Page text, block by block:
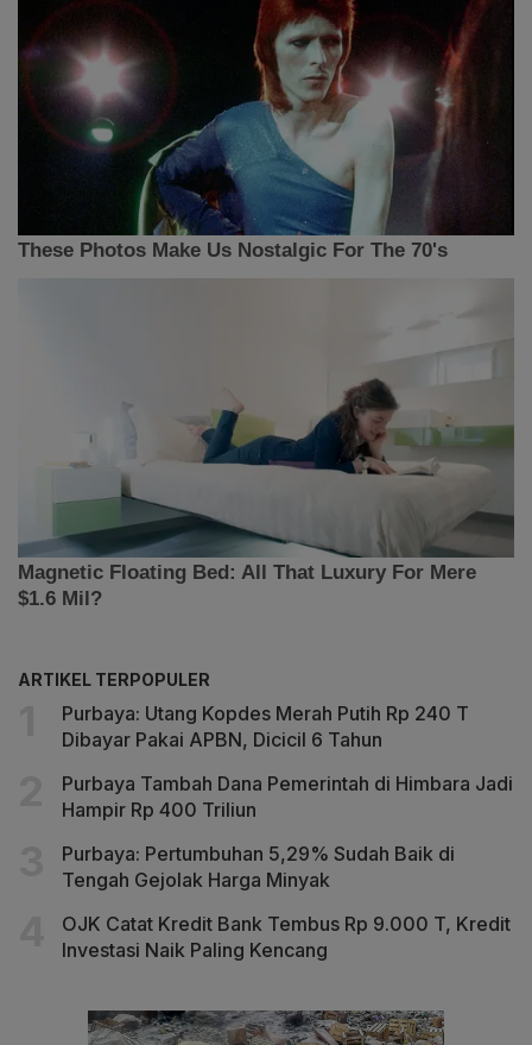
ARTIKEL TERPOPULER
Purbaya: Utang Kopdes Merah Putih Rp 240 T
Dibayar Pakai APBN, Dicicil 6 Tahun
Purbaya Tambah Dana Pemerintah di Himbara Jadi
Hampir Rp 400 Triliun
Purbaya: Pertumbuhan 5,29% Sudah Baik di
Tengah Gejolak Harga Minyak
OJK Catat Kredit Bank Tembus Rp 9.000 T, Kredit
Investasi Naik Paling Kencang